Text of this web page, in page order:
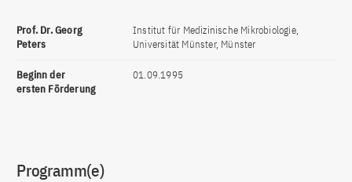
Prof. Dr. Georg
Peters
Institut für Medizinische Mikrobiologie,
Universität Münster, Münster
Beginn der
ersten Förderung
01.09.1995
Programm(e)